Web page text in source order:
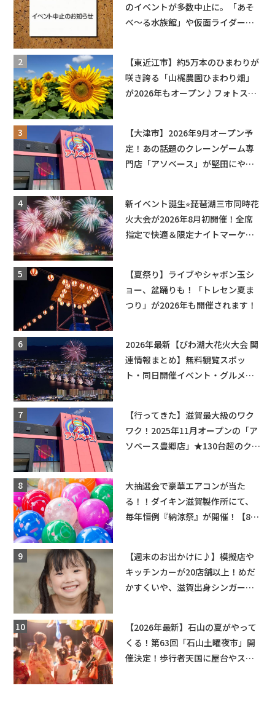
のイベントが多数中止に。「あそ
べ〜る水族館」や仮面ライダーシ
【東近江市】約5万本のひまわりが
咲き誇る「山梶農園ひまわり畑」
が2026年もオープン♪フォトスポ
【大津市】2026年9月オープン予
定！あの話題のクレーンゲーム専
門店「アソベース」が堅田にやっ
新イベント誕生⭐︎琵琶湖三市同時花
火大会が2026年8月初開催！全席
指定で快適＆限定ナイトマーケッ
【夏祭り】ライブやシャボン玉シ
ョー、盆踊りも！「トレセン夏ま
つり」が2026年も開催されます！
2026年最新【びわ湖大花火大会 関
連情報まとめ】無料観覧スポッ
ト・同日開催イベント・グルメマ
【行ってきた】滋賀最大級のワク
ワク！2025年11月オープンの「ア
ソベース豊郷店」★130台超のクレ
大抽選会で豪華エアコンが当た
る！！ダイキン滋賀製作所にて、
毎年恒例『納涼祭』が開催！【8月
【週末のお出かけに♪】模擬店や
キッチンカーが20店舗以上！めだ
かすくいや、滋賀出身シンガーソ
【2026年最新】石山の夏がやって
くる！第63回「石山土曜夜市」開
催決定！歩行者天国に屋台やステ